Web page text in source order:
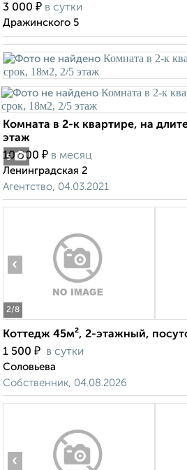
3 000 ₽ в сутки
Дражинского 5
5
Комната в 2-к квартире, на
этаж
10 000 ₽ в месяц
Ленинградская 2
Агентство, 04.03.2021
2/8
‹
Коттедж 45м², 2-этажный,
1 500 ₽ в сутки
Соловьева
Собственник, 04.08.2026
‹